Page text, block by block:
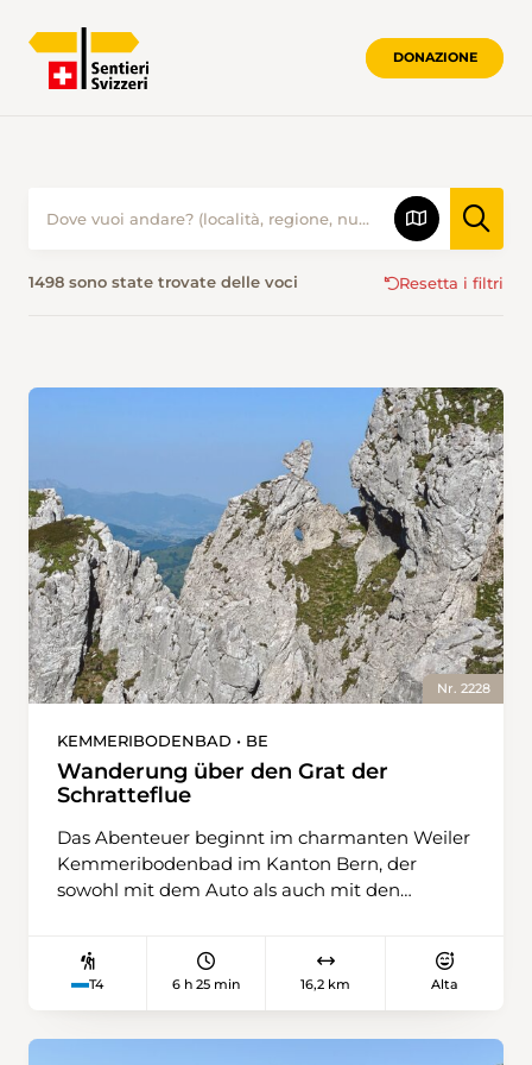
DONAZIONE
1498 sono state trovate delle voci Resetta i filtri
Nr. 2228
KEMMERIBODENBAD • BE
Wanderung über den Grat der
Schratteflue
Das Abenteuer beginnt im charmanten Weiler
Kemmeribodenbad im Kanton Bern, der
sowohl mit dem Auto als auch mit den
überquert man die Grenze zum Kanton
Luzern und folgt einem breiten Weg, der am
Hof Schneeberg wird der Weg steiler und führt
T4 6 h 25 min 16,2 km Alta